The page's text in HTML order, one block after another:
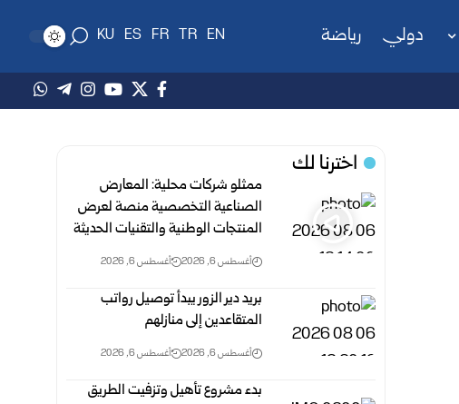
دولي رياضة EN
TR
FR
ES
KU
اخترنا لك
ممثلو شركات محلية: المعارض
الصناعية التخصصية منصة لعرض
المنتجات الوطنية والتقنيات الحديثة
أغسطس 6, 2026 أغسطس 6, 2026
بريد دير الزور يبدأ توصيل رواتب
المتقاعدين إلى منازلهم
أغسطس 6, 2026 أغسطس 6, 2026
بدء مشروع تأهيل وتزفيت الطريق